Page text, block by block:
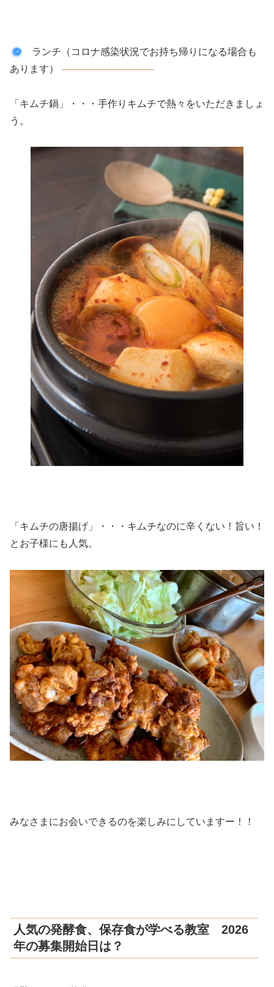
ランチ（コロナ感染状況でお持ち帰りになる場合も
あります）
「キムチ鍋」・・・手作りキムチで熱々をいただきましょ
う。
「キムチの唐揚げ」・・・キムチなのに辛くない！旨い！
とお子様にも人気。
みなさまにお会いできるのを楽しみにしていますー！！
人気の発酵食、保存食が学べる教室 2026
年の募集開始日は？